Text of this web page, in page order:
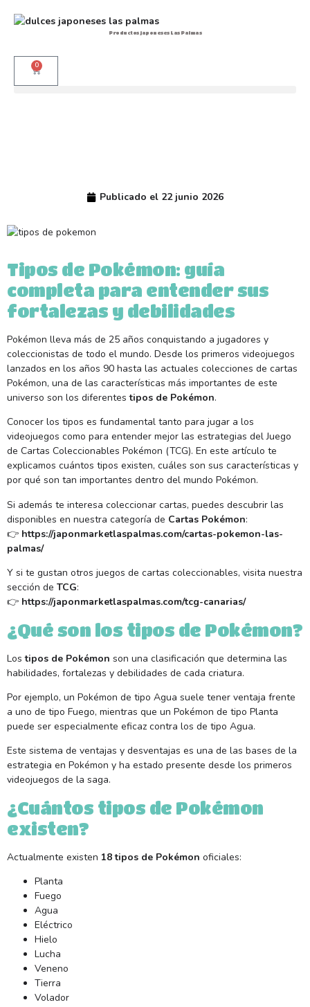
Productos japoneses Las Palmas
0
Publicado el 22 junio 2026
Tipos de Pokémon: guía
completa para entender sus
fortalezas y debilidades
Pokémon lleva más de 25 años conquistando a jugadores y
coleccionistas de todo el mundo. Desde los primeros videojuegos
lanzados en los años 90 hasta las actuales colecciones de cartas
Pokémon, una de las características más importantes de este
universo son los diferentestipos de Pokémon.
Conocer los tipos es fundamental tanto para jugar a los
videojuegos como para entender mejor las estrategias del Juego
de Cartas Coleccionables Pokémon (TCG). En este artículo te
explicamos cuántos tipos existen, cuáles son sus características y
por qué son tan importantes dentro del mundo Pokémon.
Si además te interesa coleccionar cartas, puedes descubrir las
disponibles en nuestra categoría de Cartas Pokémon:
👉 https://japonmarketlaspalmas.com/cartas-pokemon-las-
palmas/
Y si te gustan otros juegos de cartas coleccionables, visita nuestra
sección de TCG:
👉 https://japonmarketlaspalmas.com/tcg-canarias/
¿Qué son los tipos de Pokémon?
Lostipos de Pokémon son una clasificación que determina las
habilidades, fortalezas y debilidades de cada criatura.
Por ejemplo, un Pokémon de tipo Agua suele tener ventaja frente
a uno de tipo Fuego, mientras que un Pokémon de tipo Planta
puede ser especialmente eficaz contra los de tipo Agua.
Este sistema de ventajas y desventajas es una de las bases de la
estrategia en Pokémon y ha estado presente desde los primeros
videojuegos de la saga.
¿Cuántos tipos de Pokémon
existen?
Actualmente existen 18 tipos de Pokémon oficiales:
Planta
Fuego
Agua
Eléctrico
Hielo
Lucha
Veneno
Tierra
Volador